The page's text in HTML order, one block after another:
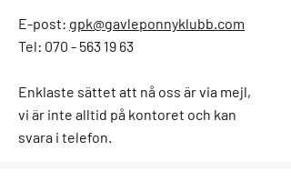
E-post: gpk@gavleponnyklubb.com
Tel: 070 - 563 19 63
Enklaste sättet att nå oss är via mejl,
vi är inte alltid på kontoret och kan
svara i telefon.